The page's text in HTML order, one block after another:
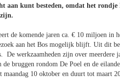
aan kunt besteden, omdat het
de komende jaren ca. € 10 miljoen in
aan het Bos mogelijk blijft. Uit dit
De werkzaamheden zijn over
de bruggen rondom De Poel en de
10 oktober en duurt tot maart